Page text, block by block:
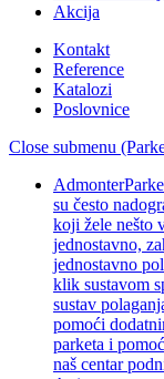
Akcija
Kontakt
Reference
Katalozi
Poslovnice
Close submenu
Admonter
su često
koji žele nešto
jednostavno,
jednostavno
klik sustavom
sustav
pomoći
parketa i
naš centar